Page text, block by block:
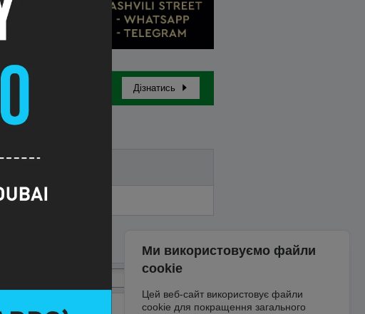
Дізнатись
Ми використовуємо файли
cookie
Цей веб-сайт використовує файли
cookie для покращення загального